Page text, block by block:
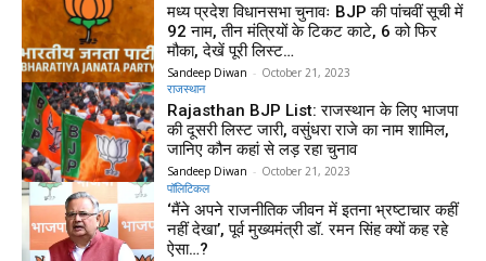
मध्य प्रदेश विधानसभा चुनावः BJP की पांचवीं सूची में
92 नाम, तीन मंत्रियों के टिकट काटे, 6 को फिर
मौका, देखें पूरी लिस्ट…
Sandeep Diwan - October 21, 2023
राजस्थान
Rajasthan BJP List: राजस्थान के लिए भाजपा
की दूसरी लिस्ट जारी, वसुंधरा राजे का नाम शामिल,
जानिए कौन कहां से लड़ रहा चुनाव
Sandeep Diwan - October 21, 2023
पॉलिटिकल
‘मैंने अपने राजनीतिक जीवन में इतना भ्रष्टाचार कहीं
नहीं देखा’, पूर्व मुख्यमंत्री डॉ. रमन सिंह क्यों कह रहे
ऐसा…?